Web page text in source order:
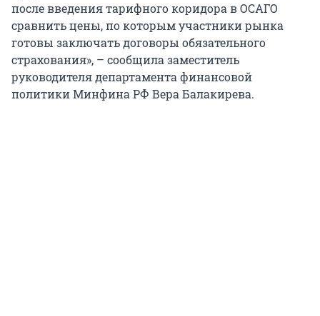
после введения тарифного коридора в ОСАГО
сравнить цены, по которым участники рынка
готовы заключать договоры обязательного
страхования», – сообщила заместитель
руководителя департамента финансовой
политики Минфина РФ Вера Балакирева.